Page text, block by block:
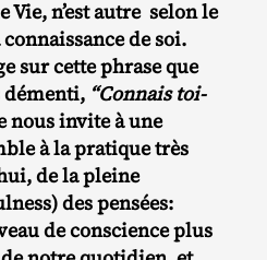
Vie, n’est autre selon le
de soi.
sur cette phrase que
démenti, “Connais toi-
nous invite à une
à la pratique très
de la pleine
des pensées:
de conscience plus